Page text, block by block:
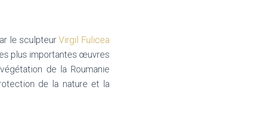
le sculpteurVirgil Fulicea
plus importantes œuvres
de la Roumanie
de la nature et la